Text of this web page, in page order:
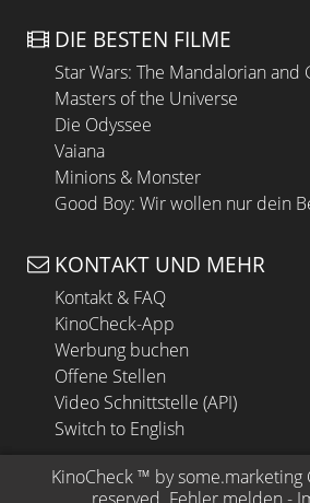
DIE BESTEN FILME
Star Wars: The Mandalorian and
Masters of the Universe
Die Odyssee
Vaiana
Minions & Monster
Good Boy: Wir wollen nur dein
KONTAKT UND MEHR
Kontakt & FAQ
KinoCheck-App
Werbung buchen
Offene Stellen
Video Schnittstelle (API)
Switch to English
KinoCheck ™ by some.marketing
reserved. Fehler melden -